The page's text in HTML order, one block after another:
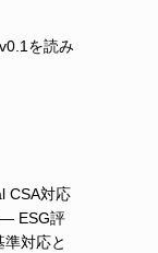
を読み
CSA対応
ESG評
対応と